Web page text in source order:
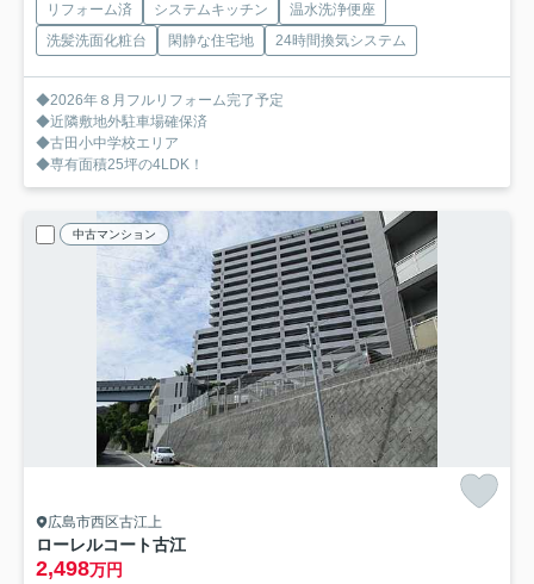
リフォーム済 システムキッチン
温水洗浄便座
洗髪洗面化粧台
閑静な住宅地 24時間換気システム
◆2026年８月フルリフォーム完了予定
◆近隣敷地外駐車場確保済
◆古田小中学校エリア
◆専有面積25坪の4LDK！
中古マンション
広島市西区古江上
ローレルコート古江
2,498万円